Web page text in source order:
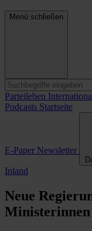
Menü schließen
Parteileben
Podcasts Startseite
E-Paper Newsletter
Inland
Neue